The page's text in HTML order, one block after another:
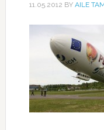
11.05.2012 BY AILE